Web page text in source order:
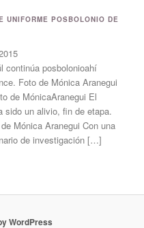
UNIFORME POSBOLONIO DE
continúa posbolonioahí
Foto de Mónica Aranegui
de MónicaAranegui El
sido un alivio, fin de etapa.
Mónica Aranegui Con una
de investigación […]
WordPress